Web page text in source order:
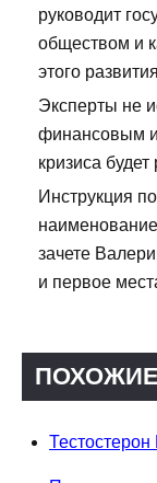
руководит
обществом и
этого
Эксперты не
финансовым
кризиса будет
Инструкция
зачете
и первое
Тестостерон